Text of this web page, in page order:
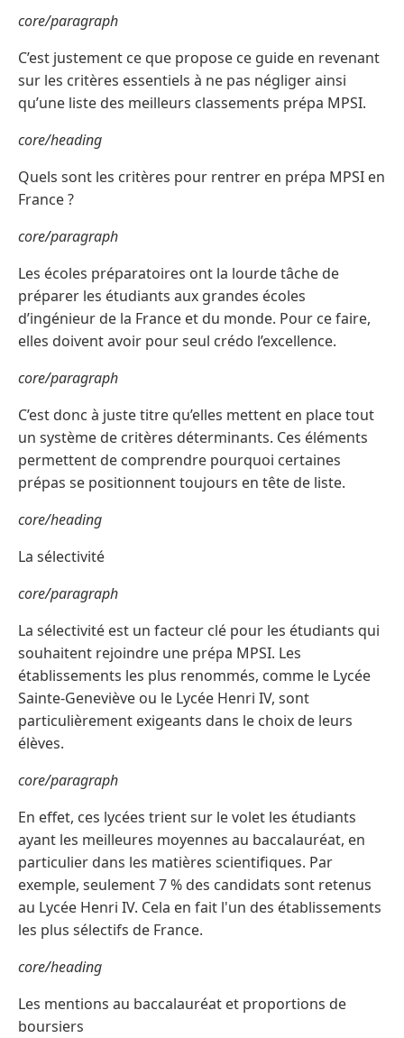
core/paragraph
C’est justement ce que propose ce guide en revenant
sur les critères essentiels à ne pas négliger ainsi
qu’une liste des meilleurs classements prépa MPSI.
core/heading
Quels sont les critères pour rentrer en prépa MPSI en
France ?
core/paragraph
Les écoles préparatoires ont la lourde tâche de
préparer les étudiants aux grandes écoles
d’ingénieur de la France et du monde. Pour ce faire,
elles doivent avoir pour seul crédo l’excellence.
core/paragraph
C’est donc à juste titre qu’elles mettent en place tout
un système de critères déterminants. Ces éléments
permettent de comprendre pourquoi certaines
prépas se positionnent toujours en tête de liste.
core/heading
La sélectivité
core/paragraph
La sélectivité est un facteur clé pour les étudiants qui
souhaitent rejoindre une prépa MPSI. Les
établissements les plus renommés, comme le Lycée
Sainte-Geneviève ou le Lycée Henri IV, sont
particulièrement exigeants dans le choix de leurs
élèves.
core/paragraph
En effet, ces lycées trient sur le volet les étudiants
ayant les meilleures moyennes au baccalauréat, en
particulier dans les matières scientifiques. Par
exemple, seulement 7 % des candidats sont retenus
au Lycée Henri IV. Cela en fait l'un des établissements
les plus sélectifs de France.
core/heading
Les mentions au baccalauréat et proportions de
boursiers